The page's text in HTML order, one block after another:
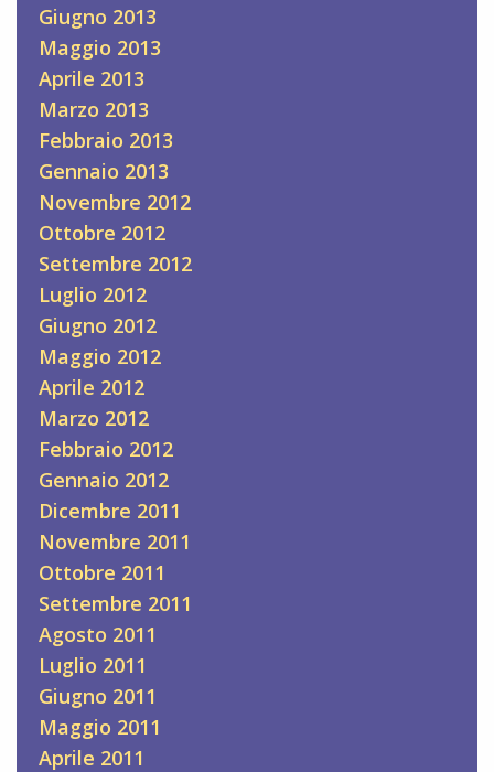
Giugno 2013
Maggio 2013
Aprile 2013
Marzo 2013
Febbraio 2013
Gennaio 2013
Novembre 2012
Ottobre 2012
Settembre 2012
Luglio 2012
Giugno 2012
Maggio 2012
Aprile 2012
Marzo 2012
Febbraio 2012
Gennaio 2012
Dicembre 2011
Novembre 2011
Ottobre 2011
Settembre 2011
Agosto 2011
Luglio 2011
Giugno 2011
Maggio 2011
Aprile 2011